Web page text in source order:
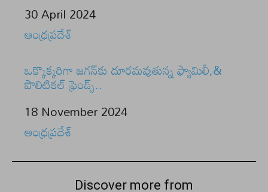
Date
30 April 2024
In relation to
ఆంధ్రప్రదేశ్
ఒక్కొక్కరిగా జగన్‌కు దూరమవుతున్న ఫ్యామిలీ,&
పొలిటికల్ ఫ్రెండ్స్..
Date
18 November 2024
In relation to
ఆంధ్రప్రదేశ్
Discover more from